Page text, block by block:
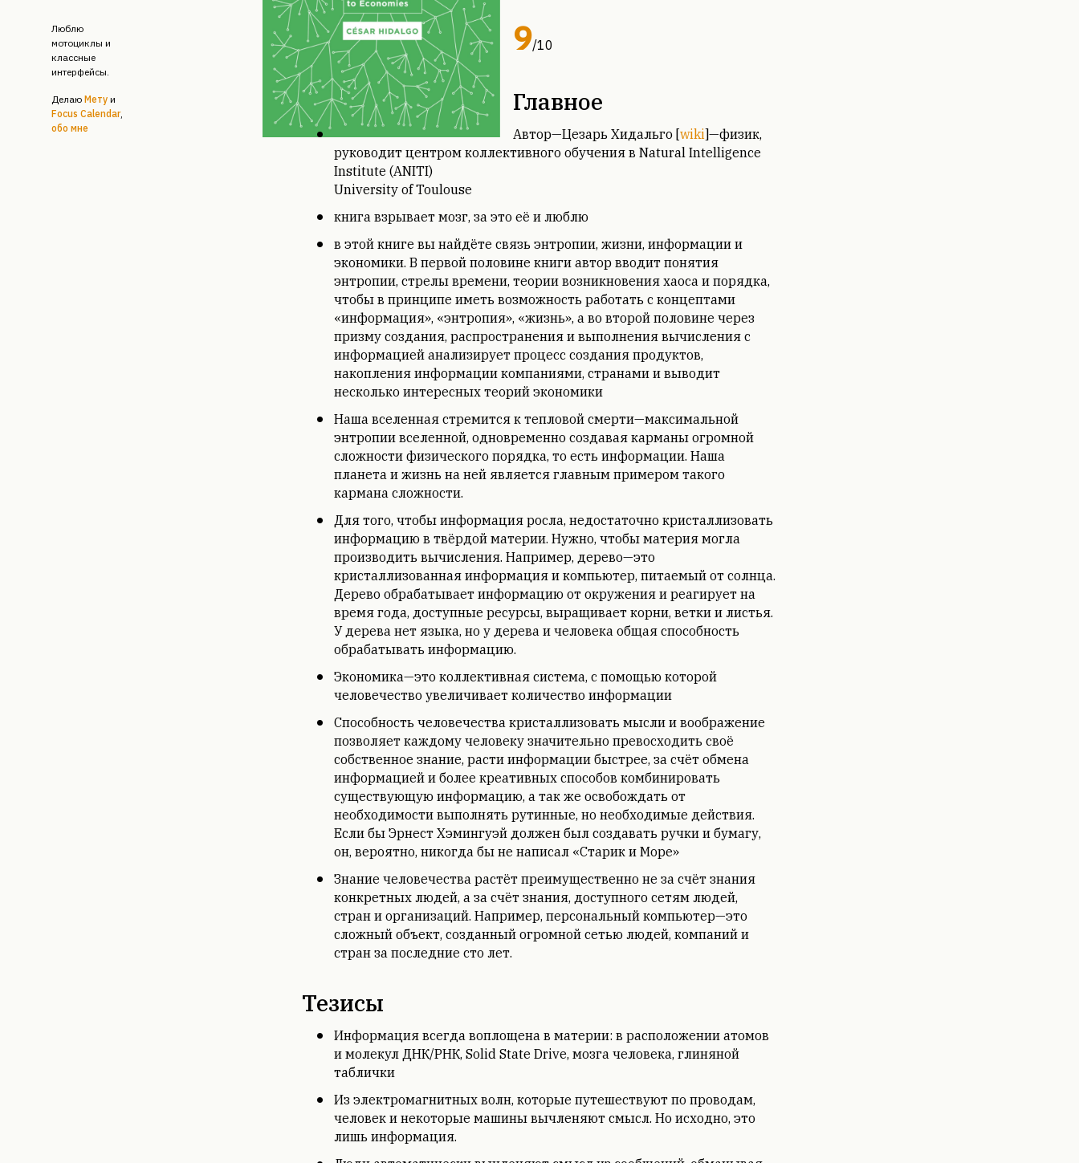
Люблю
мотоциклы и
классные
интерфейсы.
Делаю Мету и
Focus Calendar,
обо мне
9/10
Главное
Автор—Цезарь Хидальго [wiki]—физик,
руководит центром коллективного обучения в Natural Intelligence
Institute (ANITI)
University of Toulouse
книга взрывает мозг, за это её и люблю
в этой книге вы найдёте связь энтропии, жизни, информации и
экономики. В первой половине книги автор вводит понятия
энтропии, стрелы времени, теории возникновения хаоса и порядка,
чтобы в принципе иметь возможность работать с концептами
«информация», «энтропия», «жизнь», а во второй половине через
призму создания, распространения и выполнения вычисления с
информацией анализирует процесс создания продуктов,
накопления информации компаниями, странами и выводит
несколько интересных теорий экономики
Наша вселенная стремится к тепловой смерти—максимальной
энтропии вселенной, одновременно создавая карманы огромной
сложности физического порядка, то есть информации. Наша
планета и жизнь на ней является главным примером такого
кармана сложности.
Для того, чтобы информация росла, недостаточно кристаллизовать
информацию в твёрдой материи. Нужно, чтобы материя могла
производить вычисления. Например, дерево—это
кристаллизованная информация и компьютер, питаемый от солнца.
Дерево обрабатывает информацию от окружения и реагирует на
время года, доступные ресурсы, выращивает корни, ветки и листья.
У дерева нет языка, но у дерева и человека общая способность
обрабатывать информацию.
Экономика—это коллективная система, с помощью которой
человечество увеличивает количество информации
Способность человечества кристаллизовать мысли и воображение
позволяет каждому человеку значительно превосходить своё
собственное знание, расти информации быстрее, за счёт обмена
информацией и более креативных способов комбинировать
существующую информацию, а так же освобождать от
необходимости выполнять рутинные, но необходимые действия.
Если бы Эрнест Хэмингуэй должен был создавать ручки и бумагу,
он, вероятно, никогда бы не написал «Старик и Море»
Знание человечества растёт преимущественно не за счёт знания
конкретных людей, а за счёт знания, доступного сетям людей,
стран и организаций. Например, персональный компьютер—это
сложный объект, созданный огромной сетью людей, компаний и
стран за последние сто лет.
Тезисы
Информация всегда воплощена в материи: в расположении атомов
и молекул ДНК/РНК, Solid State Drive, мозга человека, глиняной
таблички
Из электромагнитных волн, которые путешествуют по проводам,
человек и некоторые машины вычленяют смысл. Но исходно, это
лишь информация.